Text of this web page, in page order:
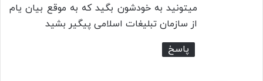
میتونید به خودشون بگید که به موقع بیان یام
از سازمان تبلیغات اسلامی پیگیر بشید
پاسخ